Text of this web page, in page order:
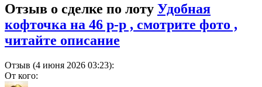
Отзыв о сделке по лоту Удобная
кофточка на 46 р-р , смотрите фото ,
читайте описание
Отзыв (4 июня 2026 03:23):
От кого: